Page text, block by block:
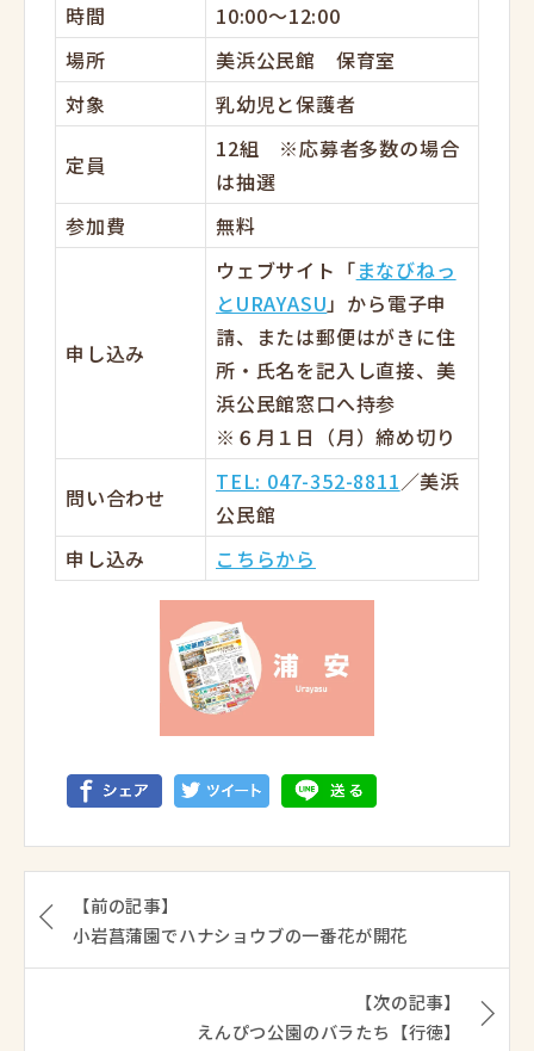
時間
10:00～12:00
場所
美浜公民館 保育室
対象
乳幼児と保護者
定員
12組 ※応募者多数の場合
は抽選
参加費
無料
申し込み
ウェブサイト「まなびねっ
とURAYASU」から電子申
請、または郵便はがきに住
所・氏名を記入し直接、美
浜公民館窓口へ持参
※６月１日（月）締め切り
問い合わせ
TEL: 047-352-8811／美浜
公民館
申し込み
こちらから
【前の記事】
小岩菖蒲園でハナショウブの一番花が開花
【次の記事】
えんぴつ公園のバラたち【行徳】